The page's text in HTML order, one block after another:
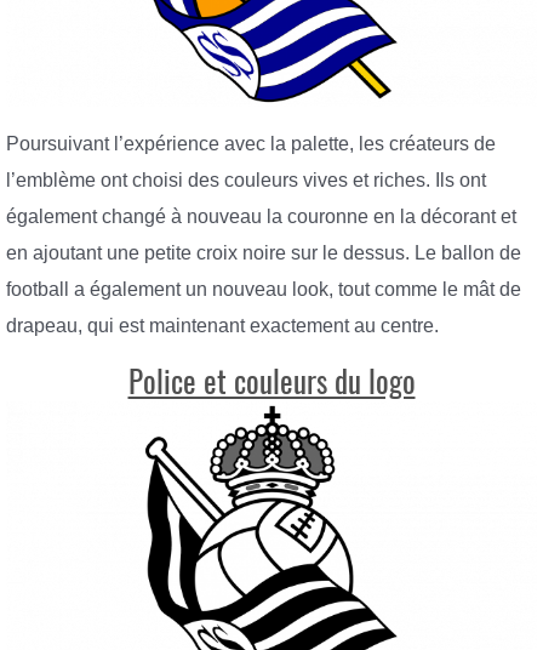
Poursuivant l’expérience avec la palette, les créateurs de
l’emblème ont choisi des couleurs vives et riches. Ils ont
également changé à nouveau la couronne en la décorant et
en ajoutant une petite croix noire sur le dessus. Le ballon de
football a également un nouveau look, tout comme le mât de
drapeau, qui est maintenant exactement au centre.
Police et couleurs du logo